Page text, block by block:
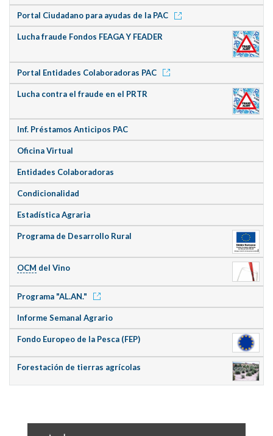
Portal Ciudadano para ayudas de la PAC
Lucha fraude Fondos FEAGA Y FEADER
Portal Entidades Colaboradoras PAC
Lucha contra el fraude en el PRTR
Inf. Préstamos Anticipos PAC
Oficina Virtual
Entidades Colaboradoras
Condicionalidad
Estadística Agraria
Programa de Desarrollo Rural
OCM del Vino
Programa "AL.AN."
Informe Semanal Agrario
Fondo Europeo de la Pesca (FEP)
Forestación de tierras agrícolas